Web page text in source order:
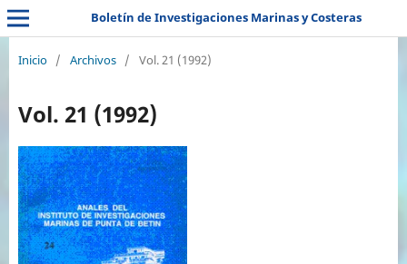
Boletín de Investigaciones Marinas y Costeras
Inicio / Archivos / Vol. 21 (1992)
Vol. 21 (1992)